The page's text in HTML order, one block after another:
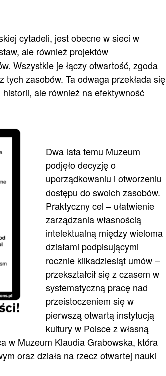
cytadeli, jest obecne w sieci w
ale również projektów
Wszystkie je łączy otwartość, zgoda
zasobów. Ta odwaga przekłada się
ale również na efektywność
Dwa lata temu Muzeum
podjęło decyzję o
uporządkowaniu i otworzeniu
dostępu do swoich zasobów.
Praktyczny cel – ułatwienie
zarządzania własnością
intelektualną między wieloma
działami podpisującymi
rocznie kilkadziesiąt umów –
przekształcił się z czasem w
systematyczną pracę nad
przeistoczeniem się w
pierwszą otwartą instytucją
kultury w Polsce z własną
w Muzeum Klaudia Grabowska, która
oraz działa na rzecz otwartej nauki